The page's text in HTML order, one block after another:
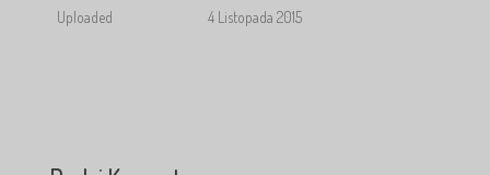
Uploaded 4 Listopada 2015